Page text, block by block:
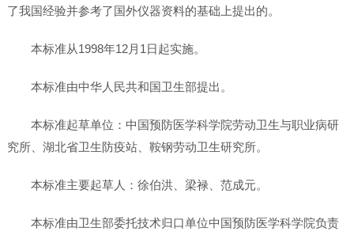
了我国经验并参考了国外仪器资料的基础上提出的。
本标准从1998年12月1日起实施。
本标准由中华人民共和国卫生部提出。
本标准起草单位：中国预防医学科学院劳动卫生与职业病研
究所、湖北省卫生防疫站、鞍钢劳动卫生研究所。
本标准主要起草人：徐伯洪、梁禄、范成元。
本标准由卫生部委托技术归口单位中国预防医学科学院负责